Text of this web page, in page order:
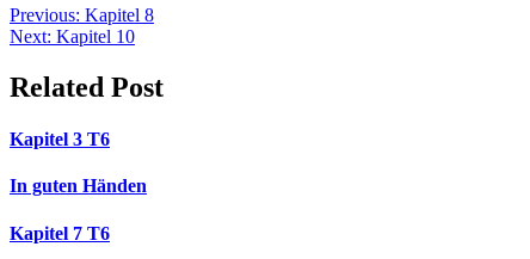
Beitragsnavigation
Previous: Kapitel 8
Next: Kapitel 10
Related Post
Kapitel 3 T6
In guten Händen
Kapitel 7 T6